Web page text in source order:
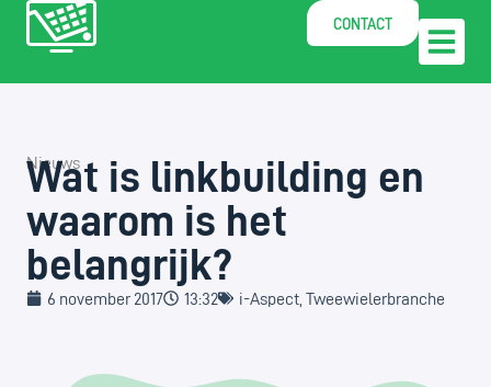
CONTACT
Nieuws
Wat is linkbuilding en
waarom is het
belangrijk?
6 november 2017 13:32 i-Aspect, Tweewielerbranche